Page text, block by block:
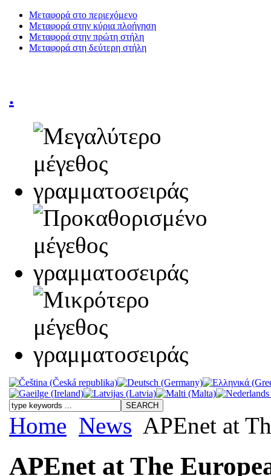
Μεταφορά στο περιεχόμενο
Μεταφορά στην κύρια πλοήγηση
Μεταφορά στην πρώτη στήλη
Μεταφορά στη δεύτερη στήλη
.
Home News APEnet at
APEnet at The